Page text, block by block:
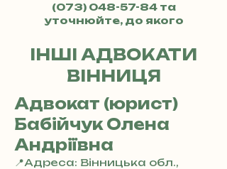
(073) 048-57-84та
уточнюйте, до якого
ІНШІ АДВОКАТИ
ВІННИЦЯ
Адвокат (юрист)
Бабійчук Олена
Андріївна
📍Адреса: Вінницька обл.,